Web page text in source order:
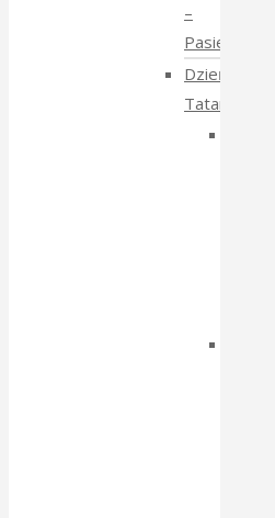
–
Pasieki
Dzień
Tatarski